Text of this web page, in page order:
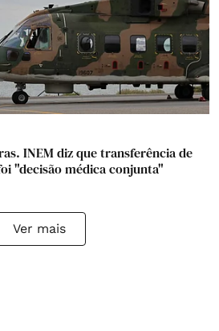
INEM diz que transferência de
"decisão médica conjunta"
Ver mais